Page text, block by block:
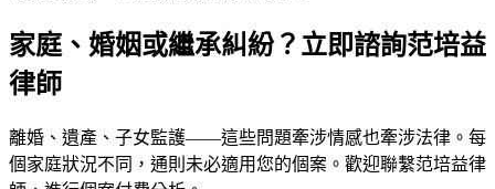
家庭、婚姻或繼承糾紛？立即諮詢范培益
律師
離婚、遺產、子女監護——這些問題牽涉情感也牽涉法律。每
個家庭狀況不同，通則未必適用您的個案。歡迎聯繫范培益律